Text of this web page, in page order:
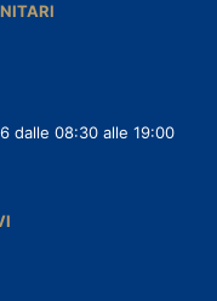
dalle 08:30 alle 19:00